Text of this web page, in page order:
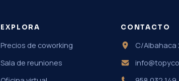
EXPLORA
Precios de coworking
Sala de reuniones
CONTACTO
C/Albahaca